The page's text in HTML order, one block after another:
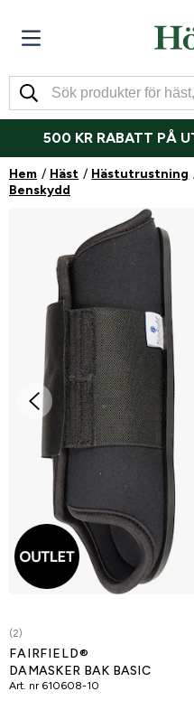
500 KR RABATT PÅ
Hem Häst Hästutrustning
Benskydd
(2)
FAIRFIELD®
DAMASKER BAK BASIC
Art. nr 610608-10